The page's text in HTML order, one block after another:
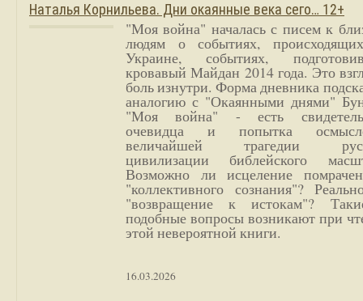
Наталья Корнильева. Дни окаянные века сего… 12+
"Моя война" началась с писем к
людям о событиях,
Украине, событиях,
кровавый Майдан 2014 года. Это
боль изнутри. Форма дневника
аналогию с "Окаянными днями"
"Моя война" - есть
очевидца и попытка
величайшей трагедии
цивилизации библейского
Возможно ли исцеление
"коллективного сознания"?
"возвращение к истокам"?
подобные вопросы возникают при
этой невероятной книги.
16.03.2026